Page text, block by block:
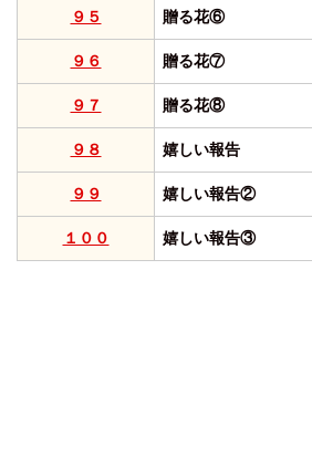
９５ 贈る花⑥
９６ 贈る花⑦
９７ 贈る花⑧
９８ 嬉しい報告
９９ 嬉しい報告②
１００ 嬉しい報告③